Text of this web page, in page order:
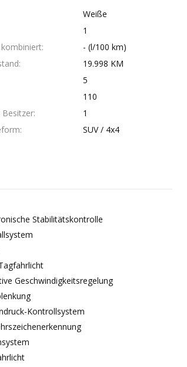
Weiße
1
- (l/100 km)
19.998 KM
5
110
Besitzer
1
SUV / 4x4
Stabilitätskontrolle
Geschwindigkeitsregelung
Kontrollsystem